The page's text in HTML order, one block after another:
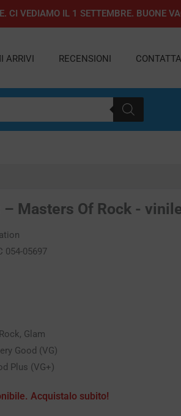
CI VEDIAMO IL 1 SETTEMBRE. BUONE
ARRIVI RECENSIONI
– Masters Of Rock -
054-05697
Glam
Good (VG)
Plus (VG+)
Acquistalo subito!